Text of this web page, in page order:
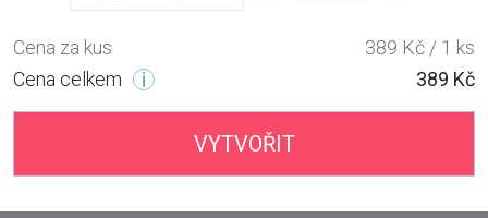
Cena za kus
389 Kč / 1 ks
Cena celkem
389 Kč
VYTVOŘIT